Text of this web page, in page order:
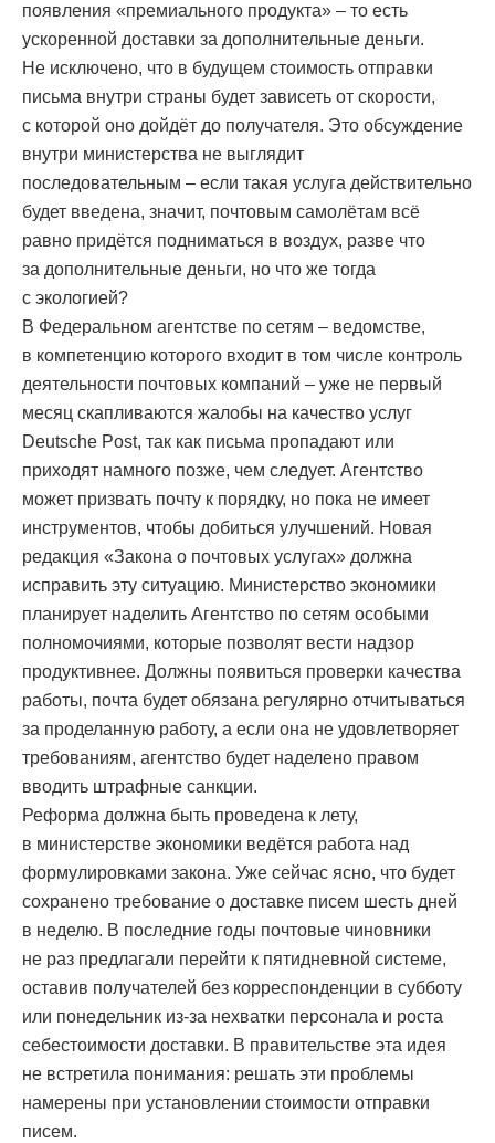
появления «премиального продукта» – то есть
ускоренной доставки за дополнительные деньги.
Не исключено, что в будущем стоимость отправки
письма внутри страны будет зависеть от скорости,
с которой оно дойдёт до получателя. Это обсуждение
внутри министерства не выглядит
последовательным – если такая услуга действительно
будет введена, значит, почтовым самолётам всё
равно придётся подниматься в воздух, разве что
за дополнительные деньги, но что же тогда
с экологией?
В Федеральном агентстве по сетям – ведомстве,
в компетенцию которого входит в том числе контроль
деятельности почтовых компаний – уже не первый
месяц скапливаются жалобы на качество услуг
Deutsche Post, так как письма пропадают или
приходят намного позже, чем следует. Агентство
может призвать почту к порядку, но пока не имеет
инструментов, чтобы добиться улучшений. Новая
редакция «Закона о почтовых услугах» должна
исправить эту ситуацию. Министерство экономики
планирует наделить Агентство по сетям особыми
полномочиями, которые позволят вести надзор
продуктивнее. Должны появиться проверки качества
работы, почта будет обязана регулярно отчитываться
за проделанную работу, а если она не удовлетворяет
требованиям, агентство будет наделено правом
вводить штрафные санкции.
Реформа должна быть проведена к лету,
в министерстве экономики ведётся работа над
формулировками закона. Уже сейчас ясно, что будет
сохранено требование о доставке писем шесть дней
в неделю. В последние годы почтовые чиновники
не раз предлагали перейти к пятидневной системе,
оставив получателей без корреспонденции в субботу
или понедельник из-за нехватки персонала и роста
себестоимости доставки. В правительстве эта идея
не встретила понимания: решать эти проблемы
намерены при установлении стоимости отправки
писем.